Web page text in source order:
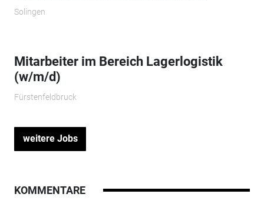
Solingen
Mitarbeiter im Bereich Lagerlogistik
(w/m/d)
Fürstenfeldbruck
weitere Jobs
KOMMENTARE